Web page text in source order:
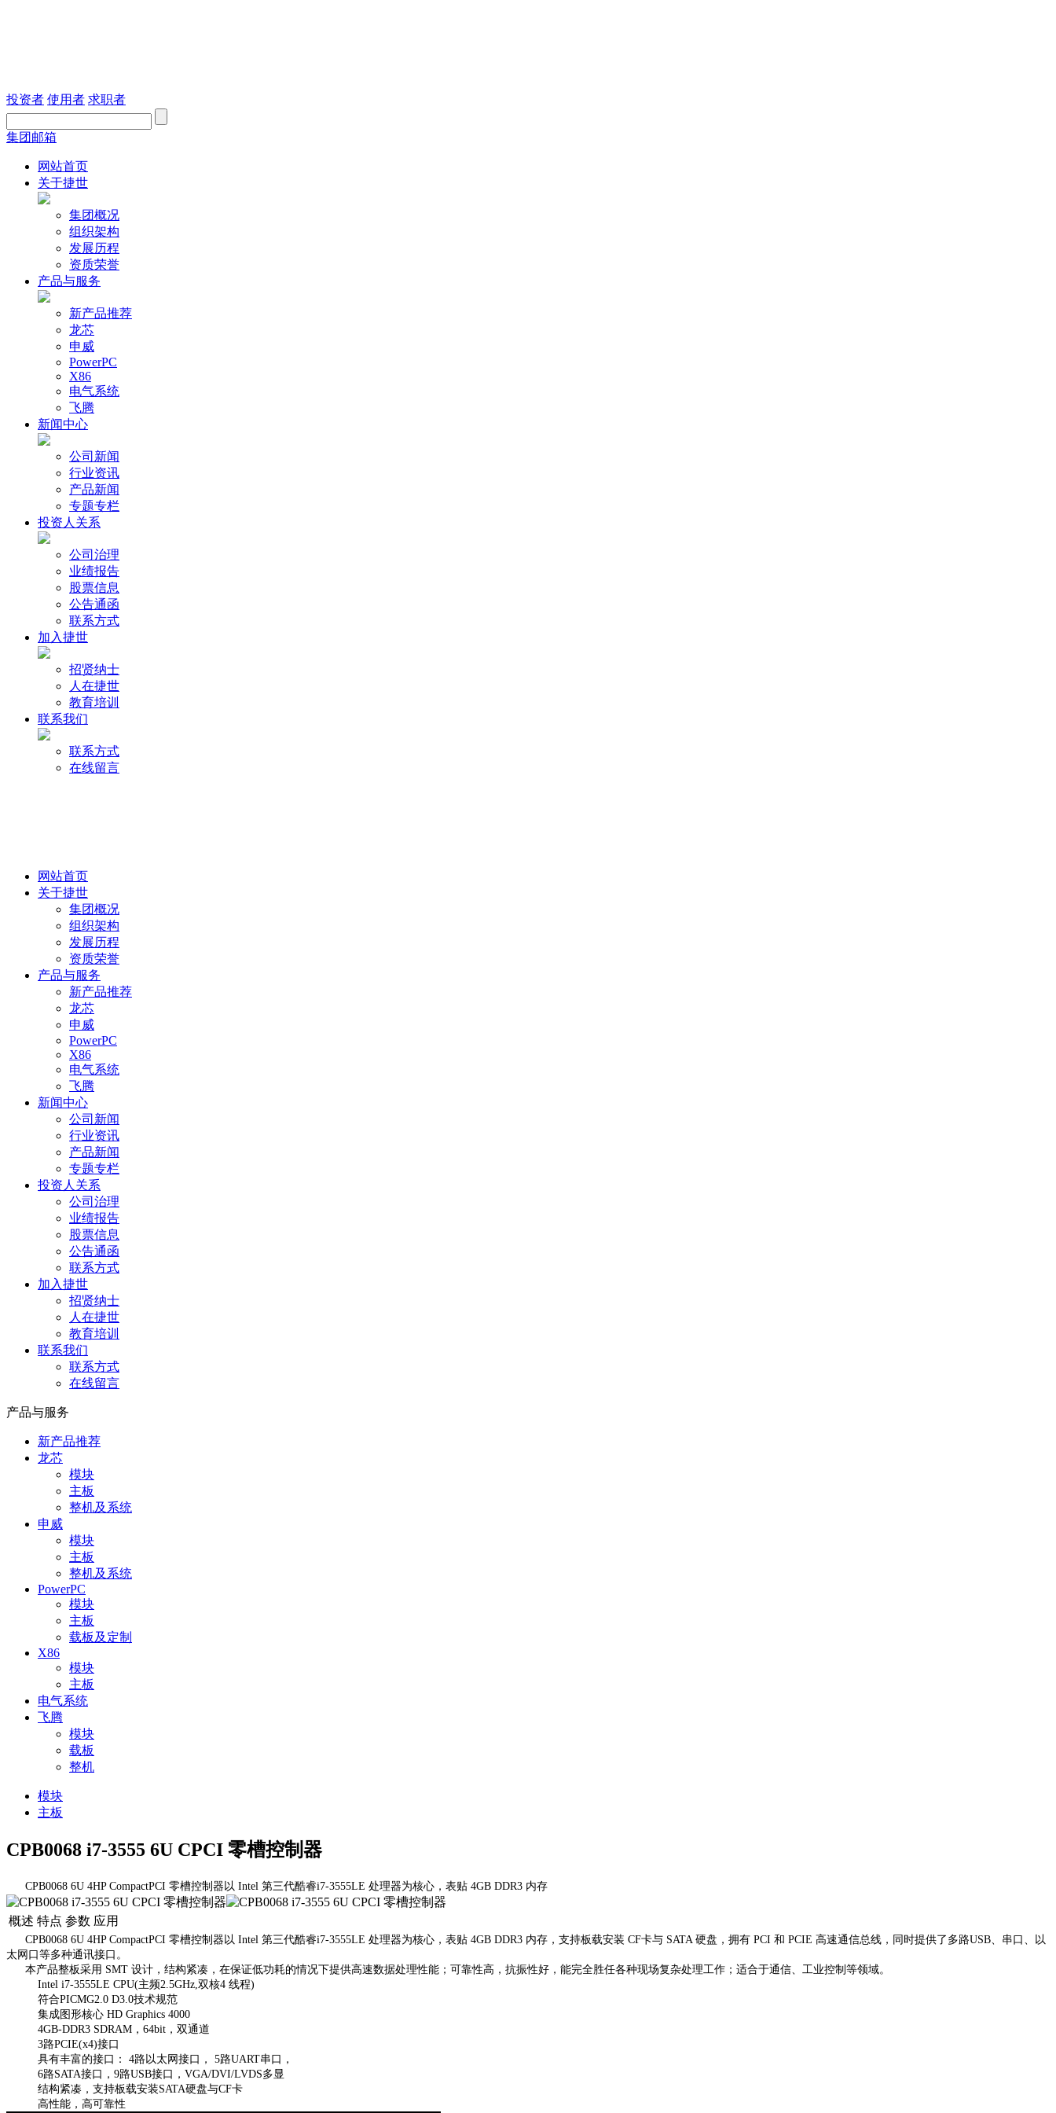
投资者 使用者 求职者
集团邮箱
网站首页
关于捷世
集团概况
组织架构
发展历程
资质荣誉
产品与服务
新产品推荐
龙芯
申威
PowerPC
X86
电气系统
飞腾
新闻中心
公司新闻
行业资讯
产品新闻
专题专栏
投资人关系
公司治理
业绩报告
股票信息
公告通函
联系方式
加入捷世
招贤纳士
人在捷世
教育培训
联系我们
联系方式
在线留言
网站首页
关于捷世
集团概况
组织架构
发展历程
资质荣誉
产品与服务
新产品推荐
龙芯
申威
PowerPC
X86
电气系统
飞腾
新闻中心
公司新闻
行业资讯
产品新闻
专题专栏
投资人关系
公司治理
业绩报告
股票信息
公告通函
联系方式
加入捷世
招贤纳士
人在捷世
教育培训
联系我们
联系方式
在线留言
产品与服务
新产品推荐
龙芯
模块
主板
整机及系统
申威
模块
主板
整机及系统
PowerPC
模块
主板
载板及定制
X86
模块
主板
电气系统
飞腾
模块
载板
整机
模块
主板
CPB0068 i7-3555 6U CPCI 零槽控制器
CPB0068 6U 4HP CompactPCI 零槽控制器以 Intel 第三代酷睿i7-3555LE 处理器为核心，表贴 4GB DDR3 内存
概述 特点 参数 应用
CPB0068 6U 4HP CompactPCI 零槽控制器以 Intel 第三代酷睿i7-3555LE 处理器为核心，表贴 4GB DDR3 内存，支持板载安装 CF卡与 SATA 硬盘，拥有 PCI 和 PCIE 高速通信总线，同时提供了多路USB、串口、以
太网口等多种通讯接口。
本产品整板采用 SMT 设计，结构紧凑，在保证低功耗的情况下提供高速数据处理性能；可靠性高，抗振性好，能完全胜任各种现场复杂处理工作；适合于通信、工业控制等领域。
Intel i7-3555LE CPU(主频2.5GHz,双核4 线程)
符合PICMG2.0 D3.0技术规范
集成图形核心 HD Graphics 4000
4GB-DDR3 SDRAM，64bit，双通道
3路PCIE(x4)接口
具有丰富的接口： 4路以太网接口， 5路UART串口，
6路SATA接口，9路USB接口，VGA/DVI/LVDS多显
结构紧凑，支持板载安装SATA硬盘与CF卡
高性能，高可靠性